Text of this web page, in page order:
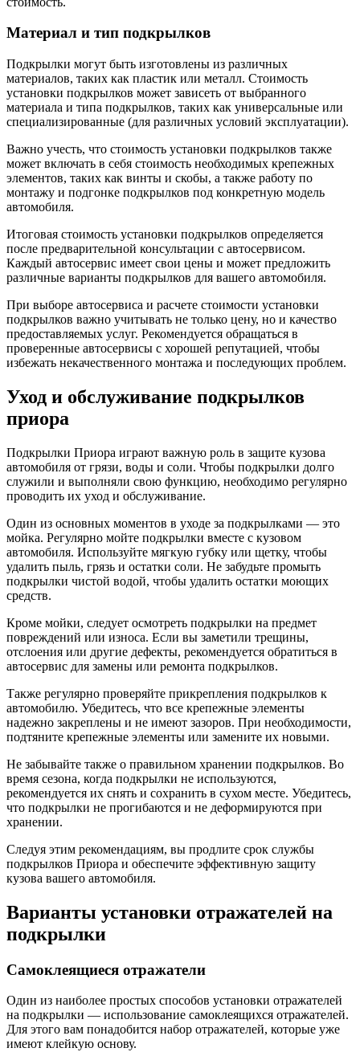
Материал и тип подкрылков
Подкрылки могут быть изготовлены из различных
материалов, таких как пластик или металл. Стоимость
установки подкрылков может зависеть от выбранного
материала и типа подкрылков, таких как универсальные или
специализированные (для различных условий эксплуатации).
Важно учесть, что стоимость установки подкрылков также
может включать в себя стоимость необходимых крепежных
элементов, таких как винты и скобы, а также работу по
монтажу и подгонке подкрылков под конкретную модель
автомобиля.
Итоговая стоимость установки подкрылков определяется
после предварительной консультации с автосервисом.
Каждый автосервис имеет свои цены и может предложить
различные варианты подкрылков для вашего автомобиля.
При выборе автосервиса и расчете стоимости установки
подкрылков важно учитывать не только цену, но и качество
предоставляемых услуг. Рекомендуется обращаться в
проверенные автосервисы с хорошей репутацией, чтобы
избежать некачественного монтажа и последующих проблем.
Уход и обслуживание подкрылков
приора
Подкрылки Приора играют важную роль в защите кузова
автомобиля от грязи, воды и соли. Чтобы подкрылки долго
служили и выполняли свою функцию, необходимо регулярно
проводить их уход и обслуживание.
Один из основных моментов в уходе за подкрылками — это
мойка. Регулярно мойте подкрылки вместе с кузовом
автомобиля. Используйте мягкую губку или щетку, чтобы
удалить пыль, грязь и остатки соли. Не забудьте промыть
подкрылки чистой водой, чтобы удалить остатки моющих
средств.
Кроме мойки, следует осмотреть подкрылки на предмет
повреждений или износа. Если вы заметили трещины,
отслоения или другие дефекты, рекомендуется обратиться в
автосервис для замены или ремонта подкрылков.
Также регулярно проверяйте прикрепления подкрылков к
автомобилю. Убедитесь, что все крепежные элементы
надежно закреплены и не имеют зазоров. При необходимости,
подтяните крепежные элементы или замените их новыми.
Не забывайте также о правильном хранении подкрылков. Во
время сезона, когда подкрылки не используются,
рекомендуется их снять и сохранить в сухом месте. Убедитесь,
что подкрылки не прогибаются и не деформируются при
хранении.
Следуя этим рекомендациям, вы продлите срок службы
подкрылков Приора и обеспечите эффективную защиту
кузова вашего автомобиля.
Варианты установки отражателей на
подкрылки
Самоклеящиеся отражатели
Один из наиболее простых способов установки отражателей
на подкрылки — использование самоклеящихся отражателей.
Для этого вам понадобится набор отражателей, которые уже
имеют клейкую основу.